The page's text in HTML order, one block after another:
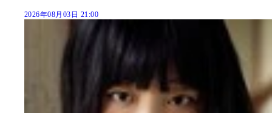
2026年08月03日 21:00